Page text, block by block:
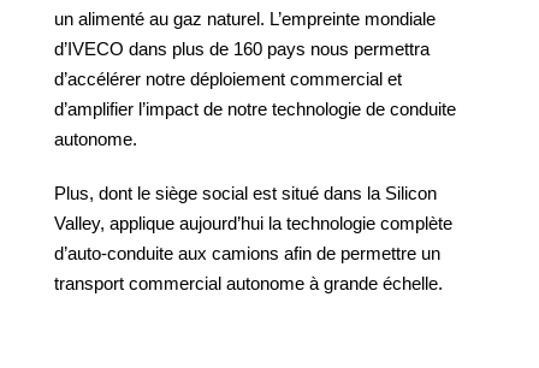
un alimenté au gaz naturel. L’empreinte mondiale
d’IVECO dans plus de 160 pays nous permettra
d’accélérer notre déploiement commercial et
d’amplifier l’impact de notre technologie de conduite
autonome.
Plus, dont le siège social est situé dans la Silicon
Valley, applique aujourd’hui la technologie complète
d’auto-conduite aux camions afin de permettre un
transport commercial autonome à grande échelle.